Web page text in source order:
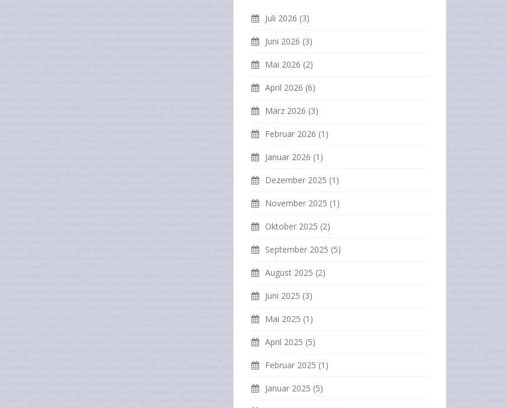
Juli 2026 (3)
Juni 2026 (3)
Mai 2026 (2)
April 2026 (6)
März 2026 (3)
Februar 2026 (1)
Januar 2026 (1)
Dezember 2025 (1)
November 2025 (1)
Oktober 2025 (2)
September 2025 (5)
August 2025 (2)
Juni 2025 (3)
Mai 2025 (1)
April 2025 (5)
Februar 2025 (1)
Januar 2025 (5)